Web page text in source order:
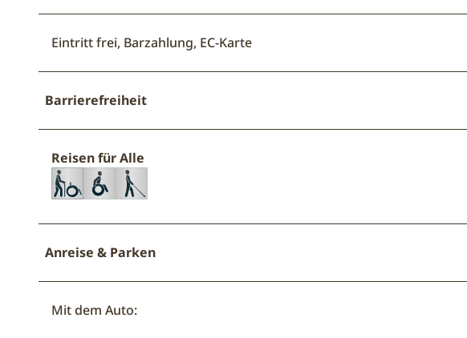
Eintritt frei, Barzahlung, EC-Karte
Barrierefreiheit
Reisen für Alle
Anreise & Parken
Mit dem Auto: